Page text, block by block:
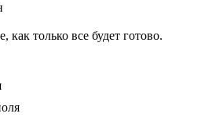
только все будет готово.